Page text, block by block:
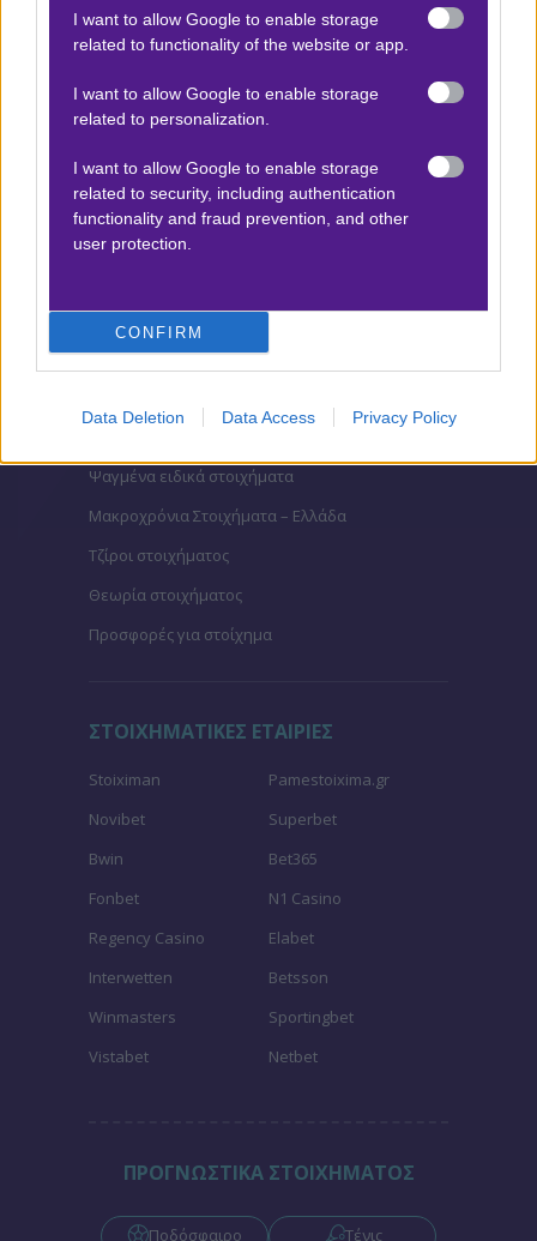
I want to allow Google to enable storage
related to functionality of the website or app.
I want to allow Google to enable storage
related to personalization.
I want to allow Google to enable storage
related to security, including authentication
functionality and fraud prevention, and other
user protection.
CONFIRM
Data Deletion Data Access Privacy Policy
Βαθμολογίες Γερμανίας – Bundesliga
Βαθμολογίες Ισπανίας- La liga
Βαθμολογίες Ιταλίας- Serie A
Βαθμολογίες Γαλλίας-League 1
ΣΤΟΙΧΗΜΑ
To bet builder της ημέρας
Αναλύσεις αγώνων
Ψαγμένα ειδικά στοιχήματα
Μακροχρόνια Στοιχήματα – Ελλάδα
Τζίροι στοιχήματος
Θεωρία στοιχήματος
Προσφορές για στοίχημα
ΣΤΟΙΧΗΜΑΤΙΚΕΣ ΕΤΑΙΡΙΕΣ
Stoiximan
Pamestoixima.gr
Novibet
Superbet
Bwin
Bet365
Fonbet
N1 Casino
Regency Casino
Elabet
Interwetten
Betsson
Winmasters
Sportingbet
Vistabet
Netbet
ΠΡΟΓΝΩΣΤΙΚΑ ΣΤΟΙΧΗΜΑΤΟΣ
Ποδόσφαιρο Τένις